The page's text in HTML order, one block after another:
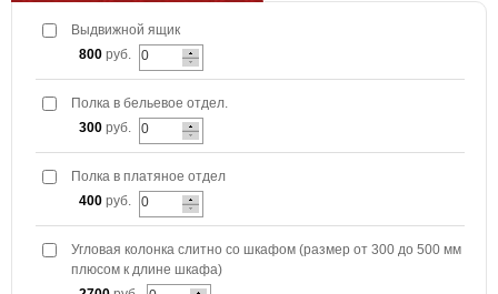
Выдвижной ящик
800 руб.
Полка в бельевое отдел.
300 руб.
Полка в платяное отдел
400 руб.
Угловая колонка слитно со шкафом (размер от 300 до 500 мм
плюсом к длине шкафа)